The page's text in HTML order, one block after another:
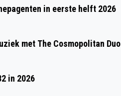
in eerste helft 2026
met The Cosmopolitan Duo
in 2026